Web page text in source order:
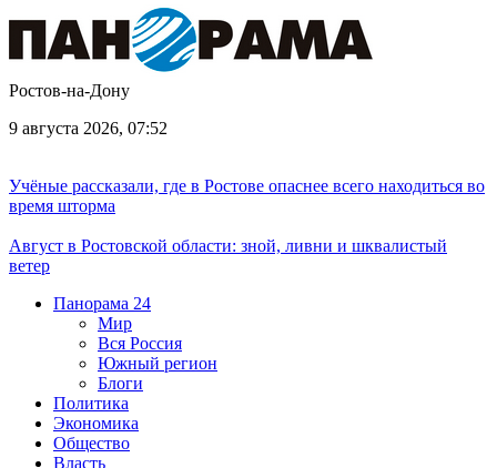
Ростов-на-Дону
9 августа 2026, 07:52
Учёные рассказали, где в Ростове опаснее всего находиться во
время шторма
Август в Ростовской области: зной, ливни и шквалистый
ветер
Панорама 24
Мир
Вся Россия
Южный регион
Блоги
Политика
Экономика
Общество
Власть